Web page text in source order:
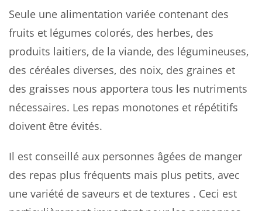
Seule une alimentation variée contenant des
fruits et légumes colorés, des herbes, des
produits laitiers, de la viande, des légumineuses,
des céréales diverses, des noix, des graines et
des graisses nous apportera tous les nutriments
nécessaires. Les repas monotones et répétitifs
doivent être évités.
Il est conseillé aux personnes âgées de manger
des repas plus fréquents mais plus petits, avec
une variété de saveurs et de textures . Ceci est